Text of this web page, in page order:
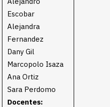
Escobar
Alejandra
Fernandez
Dany Gil
Marcopolo Isaza
Ana Ortiz
Sara Perdomo
Docentes: